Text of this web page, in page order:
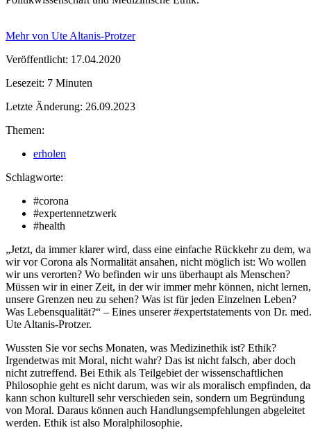
Mehr von Ute Altanis-Protzer
Veröffentlicht: 17.04.2020
Lesezeit: 7 Minuten
Letzte Änderung: 26.09.2023
Themen:
erholen
Schlagworte:
#corona
#expertennetzwerk
#health
„Jetzt, da immer klarer wird, dass eine einfache Rückkehr zu dem,
wir vor Corona als Normalität ansahen, nicht möglich ist: Wo wollen
wir uns verorten? Wo befinden wir uns überhaupt als Menschen?
Müssen wir in einer Zeit, in der wir immer mehr können, nicht lernen,
unsere Grenzen neu zu sehen? Was ist für jeden Einzelnen Leben?
Was Lebensqualität?“ – Eines unserer #expertstatements von Dr. med.
Ute Altanis-Protzer.
Wussten Sie vor sechs Monaten, was Medizinethik ist? Ethik?
Irgendetwas mit Moral, nicht wahr? Das ist nicht falsch, aber doch
nicht zutreffend. Bei Ethik als Teilgebiet der wissenschaftlichen
Philosophie geht es nicht darum, was wir als moralisch empfinden,
kann schon kulturell sehr verschieden sein, sondern um Begründung
von Moral. Daraus können auch Handlungsempfehlungen abgeleitet
werden. Ethik ist also Moralphilosophie.